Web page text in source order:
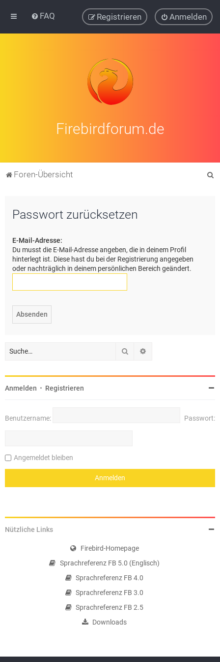
FAQ Anmelden
Registrieren
Firebirdforum.de
Foren-Übersicht
Passwort zurücksetzen
E-Mail-Adresse:
Du musst die E-Mail-Adresse angeben, die in deinem Profil
hinterlegt ist. Diese hast du bei der Registrierung angegeben
oder nachträglich in deinem persönlichen Bereich geändert.
Suche
Anmelden • Registrieren
Benutzername: Passwort:
Angemeldet bleiben
Nützliche Links
Firebird-Homepage
Sprachreferenz FB 5.0 (Englisch)
Sprachreferenz FB 4.0
Sprachreferenz FB 3.0
Sprachreferenz FB 2.5
Downloads